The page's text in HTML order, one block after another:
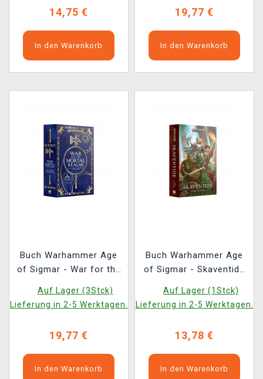
14,75 €
In den Warenkorb
19,77 €
In den Warenkorb
Buch Warhammer Age
of Sigmar - War for the
Auf Lager (3Stck)
Lieferung in 2-5 Werktagen.
19,77 €
In den Warenkorb
Buch Warhammer Age
of Sigmar - Skaventide
Auf Lager (1Stck)
Lieferung in 2-5 Werktagen.
13,78 €
In den Warenkorb